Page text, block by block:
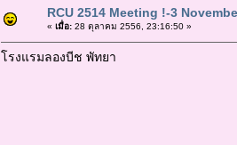
RCU 2514 Meeting !-3
« เมื่อ:28 ตุลาคม 2556, 23:16:50 »
โรงแรมลองบีช พัทยา